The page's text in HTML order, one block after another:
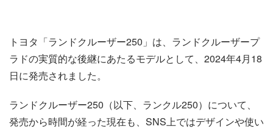
トヨタ「ランドクルーザー250」は、ランドクルーザープ
ラドの実質的な後継にあたるモデルとして、2024年4月18
日に発売されました。
ランドクルーザー250（以下、ランクル250）について、
発売から時間が経った現在も、SNS上ではデザインや使い